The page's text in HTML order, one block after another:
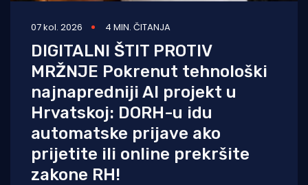
07 kol. 2026 4 MIN. ČITANJA
DIGITALNI ŠTIT PROTIV
MRŽNJE Pokrenut tehnološki
najnapredniji AI projekt u
Hrvatskoj: DORH-u idu
automatske prijave ako
prijetite ili online prekršite
zakone RH!